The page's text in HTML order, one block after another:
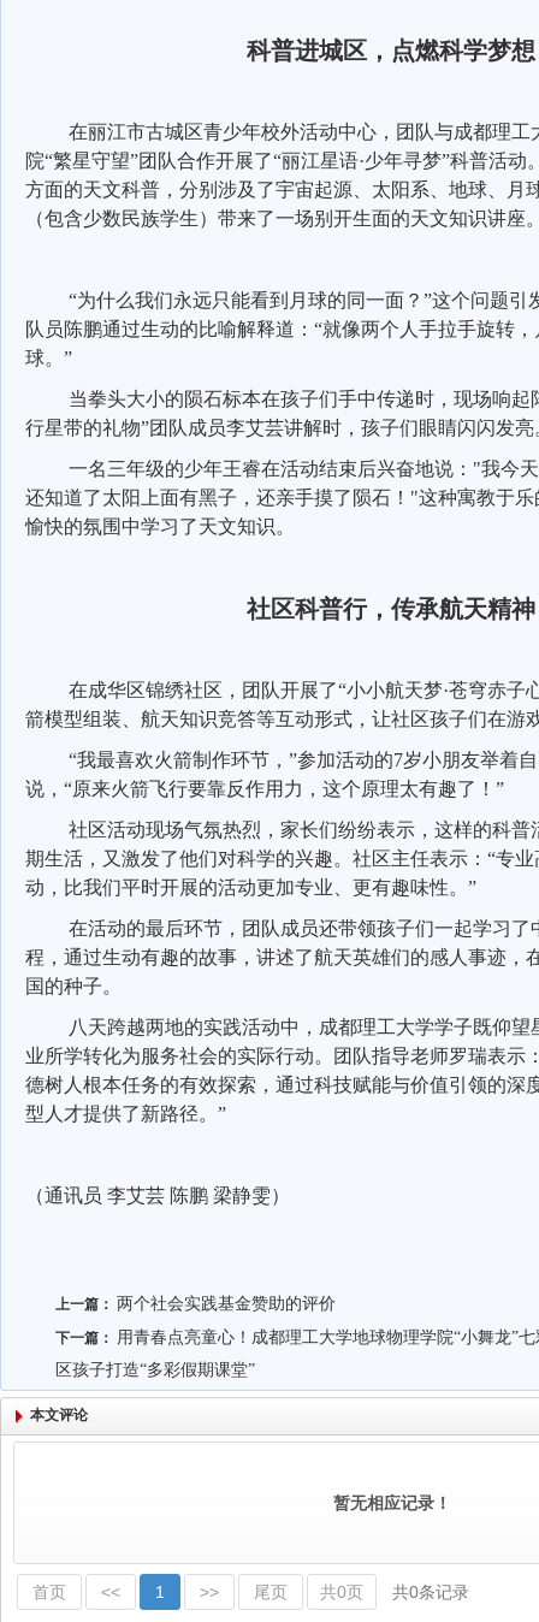
科普进城区，点燃科学梦想
在丽江市古城区青少年校外活动中心，团队与成都理工
院“繁星守望”团队合作开展了“丽江星语·少年寻梦”科普活
方面的天文科普，分别涉及了宇宙起源、太阳系、地球、月
（包含少数民族学生）带来了一场别开生面的天文知识讲座
“为什么我们永远只能看到月球的同一面？”这个问题引
队员陈鹏通过生动的比喻解释道：“就像两个人手拉手旋转
球。”
当拳头大小的陨石标本在孩子们手中传递时，现场响起
行星带的礼物”团队成员李艾芸讲解时，孩子们眼睛闪闪发亮
一名三年级的少年王睿在活动结束后兴奋地说： "我今
还知道了太阳上面有黑子，还亲手摸了陨石！"这种寓教于
愉快的氛围中学习了天文知识。
社区科普行，传承航天精神
在成华区锦绣社区，团队开展了“小小航天梦·苍穹赤子
箭模型组装、航天知识竞答等互动形式，让社区孩子们在游
“我最喜欢火箭制作环节，”参加活动的7岁小朋友举着
说， “原来火箭飞行要靠反作用力，这个原理太有趣了！”
社区活动现场气氛热烈，家长们纷纷表示，这样的科普
期生活，又激发了他们对科学的兴趣。社区主任表示： “专
动，比我们平时开展的活动更加专业、更有趣味性。”
在活动的最后环节，团队成员还带领孩子们一起学习了
程，通过生动有趣的故事，讲述了航天英雄们的感人事迹，
国的种子。
八天跨越两地的实践活动中，成都理工大学学子既仰望
业所学转化为服务社会的实际行动。团队指导老师罗瑞表示
德树人根本任务的有效探索，通过科技赋能与价值引领的深
型人才提供了新路径。”
（通讯员 李艾芸 陈鹏 梁静雯）
上一篇： 两个社会实践基金赞助的评价
下一篇： 用青春点亮童心！成都理工大学地球物理学院“小舞龙”
区孩子打造“多彩假期课堂”
本文评论
暂无相应记录！
首页 << 1 >> 尾页 共0页 共0条记录